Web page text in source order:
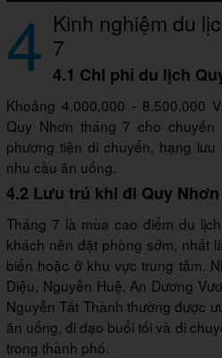
4 Kinh nghiệm du
7
4.1 Chi phí du lịch
Khoảng 4.000.000 - 8.500.000
Quy Nhơn tháng 7 cho
phương tiện di chuyển, hạng
nhu cầu ăn uống.
4.2 Lưu trú khi đi Quy
Tháng 7 là mùa cao điểm du
khách nên đặt phòng sớm, nhất
biển hoặc ở khu vực trung tâm.
Diệu, Nguyễn Huệ, An Dương
Nguyễn Tất Thành thường được
ăn uống, đi dạo buổi tối và di
trong thành phố.